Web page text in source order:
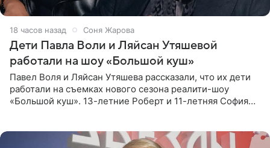
18 часов назад Соня Жарова
Дети Павла Воли и Ляйсан Утяшевой
работали на шоу «Большой куш»
Павел Воля и Ляйсан Утяшева рассказали, что их дети
работали на съемках нового сезона реалити-шоу
«Большой куш». 13-летние Роберт и 11-летняя София